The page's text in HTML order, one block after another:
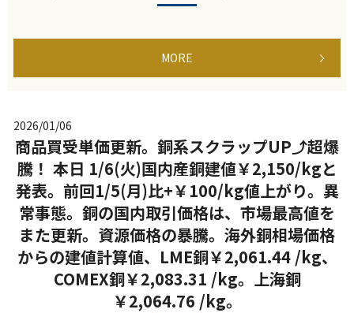
MORE
2026/01/06
商品買受単価更新。銅系スクラップUP⤴超爆
騰！ 本日 1/6(火)国内産銅建値￥2,150/kgと
発表。前回1/5(月)比+￥100/kg値上がり。異
常事態。銅の国内取引価格は、市場最高値を
また更新。資源価格の暴騰。海外銅相場価格
からの建値計算値、LME銅￥2,061.44 /kg、
COMEX銅￥2,083.31 /kg。上海銅
￥2,064.76 /kg。